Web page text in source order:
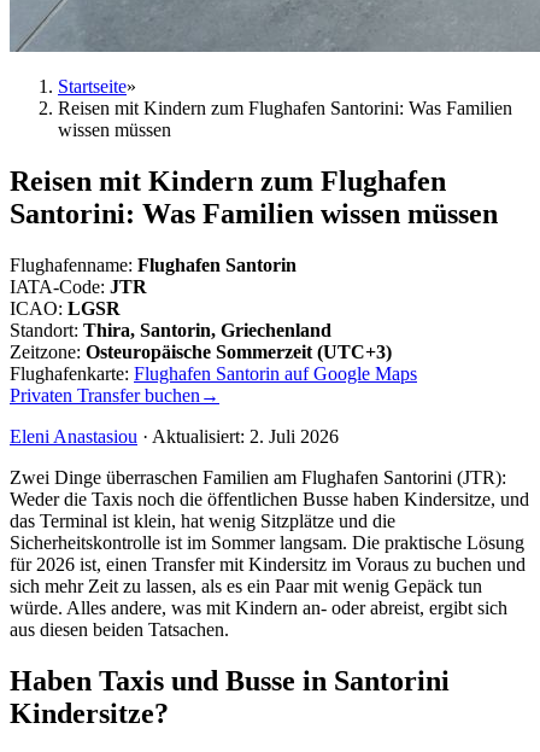
Startseite»
Reisen mit Kindern zum Flughafen Santorini: Was Familien
wissen müssen
Reisen mit Kindern zum Flughafen
Santorini: Was Familien wissen müssen
Flughafenname: Flughafen Santorin
IATA-Code: JTR
ICAO: LGSR
Standort: Thira, Santorin, Griechenland
Zeitzone: Osteuropäische Sommerzeit (UTC+3)
Flughafenkarte: Flughafen Santorin auf Google Maps
Privaten Transfer buchen →
Eleni Anastasiou · Aktualisiert: 2. Juli 2026
Zwei Dinge überraschen Familien am Flughafen Santorini (JTR):
Weder die Taxis noch die öffentlichen Busse haben Kindersitze, und
das Terminal ist klein, hat wenig Sitzplätze und die
Sicherheitskontrolle ist im Sommer langsam. Die praktische Lösung
für 2026 ist, einen Transfer mit Kindersitz im Voraus zu buchen und
sich mehr Zeit zu lassen, als es ein Paar mit wenig Gepäck tun
würde. Alles andere, was mit Kindern an- oder abreist, ergibt sich
aus diesen beiden Tatsachen.
Haben Taxis und Busse in Santorini
Kindersitze?